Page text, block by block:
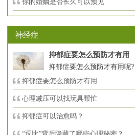
你的婚姻是否长久可以预见
神经症
抑郁症要怎么预防才有用
抑郁症要怎么预防才有用呢
抑郁症要怎么预防才有用
心理减压可以找玩具帮忙
抑郁症可以治愈吗？